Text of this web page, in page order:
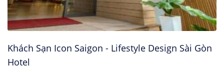
Khách Sạn Icon Saigon - Lifestyle Design Sài Gòn
Hotel